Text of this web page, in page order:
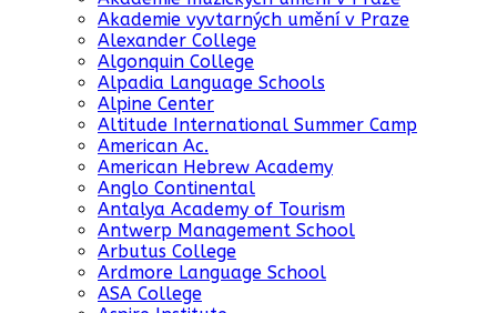
Akademie vyvtarných umění v Praze
Alexander College
Algonquin College
Alpadia Language Schools
Alpine Center
Altitude International Summer Camp
American Ac.
American Hebrew Academy
Anglo Continental
Antalya Academy of Tourism
Antwerp Management School
Arbutus College
Ardmore Language School
ASA College